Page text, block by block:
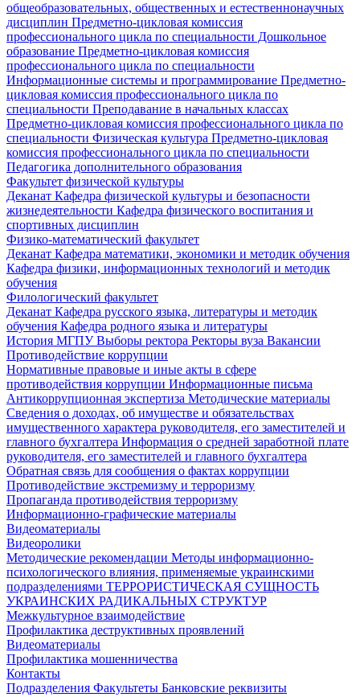
общеобразовательных, общественных и естественнонаучных
дисциплин Предметно-цикловая комиссия
профессионального цикла по специальности Дошкольное
образование Предметно-цикловая комиссия
профессионального цикла по специальности
Информационные системы и программирование Предметно-
цикловая комиссия профессионального цикла по
специальности Преподавание в начальных классах
Предметно-цикловая комиссия профессионального цикла по
специальности Физическая культура Предметно-цикловая
комиссия профессионального цикла по специальности
Педагогика дополнительного образования
Факультет физической культуры
Деканат Кафедра физической культуры и безопасности
жизнедеятельности Кафедра физического воспитания и
спортивных дисциплин
Физико-математический факультет
Деканат Кафедра математики, экономики и методик обучения
Кафедра физики, информационных технологий и методик
обучения
Филологический факультет
Деканат Кафедра русского языка, литературы и методик
обучения Кафедра родного языка и литературы
История МГПУВыборы ректора Ректоры вуза Вакансии
Противодействие коррупции
Нормативные правовые и иные акты в сфере
противодействия коррупции Информационные письма
Антикоррупционная экспертиза Методические материалы
Сведения о доходах, об имуществе и обязательствах
имущественного характера руководителя, его заместителей и
главного бухгалтера Информация о средней заработной плате
руководителя, его заместителей и главного бухгалтера
Обратная связь для сообщения о фактах коррупции
Противодействие экстремизму и терроризму
Пропаганда противодействия терроризму
Информационно-графические материалы
Видеоматериалы
Видеоролики
Методические рекомендации Методы информационно-
психологического влияния, применяемые украинскими
подразделениями ТЕРРОРИСТИЧЕСКАЯ СУЩНОСТЬ
УКРАИНСКИХ РАДИКАЛЬНЫХ СТРУКТУР
Межкультурное взаимодействие
Профилактика деструктивных проявлений
Видеоматериалы
Профилактика мошенничества
Контакты
Подразделения Факультеты Банковские реквизиты